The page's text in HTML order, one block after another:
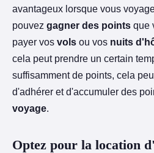
avantageux lorsque vous
pouvez gagner des points que
payer vos vols ou vos nuits
cela peut prendre un certain
suffisamment de points, cela
d'adhérer et d'accumuler des
voyage.
Optez pour la location